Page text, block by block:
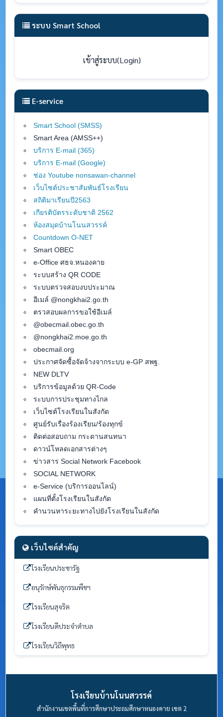
ระบบ Smart School
เข้าสู่ระบบ(Login)
E-service
Smart School (SMSS)
Smart Area (AMSS++)
บริการ E-mail (365)
บริการ E-mail (Google)
ช่อง Youtube nonsawan-channel
เว็บไซต์ประชาสัมพันธ์โรงเรียน
สถิติมาเรียนปี2563
เกียรติบัตรระดับชาติ 2562
ห้องสมุดบ้านโนนสวรรค์
Countdown O-NET
Smart OBEC
e-Office ศธจ.หนองคาย
ระบบสร้าง QR CODE
ระบบตรวจสอบงบประมาณ
อีเมล์ @nongkhai2.go.th
ตรวสอบผลการขอใช้อีเมล์
@obecmail.obec.go.th
@nongkhai2.moe.go.th
obecmail.org
ประกาศจัดซื้อจัดจ้างจากระบบ e-GP สพฐ.
NEW DLTV
บริการข้อมูลด้วย QR-Code
ระบบการประชุมทางไกล
เว็บไซต์โรงเรียนในสังกัด
ศูนย์รับเรื่องร้องเรียน/ร้องทุกข์
ติดต่อสอบถาม กระดานสนทนา
ดาวน์โหลดเอกสารต่างๆ
ข่าวสาร Social Network Facebook
SOCIAL NETWORK
e-Service (บริการออนไลน์)
แผนที่ตั้งโรงเรียนในสังกัด
คำนวนหาระยะทางไปยังโรงเรียนในสังกัด
เว็บไซต์สำคัญ
โรงเรียนประชารัฐ
อนุรักษ์พันธุกรรมพืชฯ
โรงเรียนสุจริต
โรงเรียนดีประจำตำบล
โรงเรียนวิถีพุทธ
โรงเรียนบ้านโนนสวรรค์
สำนักงานเขตพื้นที่การศึกษาประถมศึกษาหนองคาย เขต 2